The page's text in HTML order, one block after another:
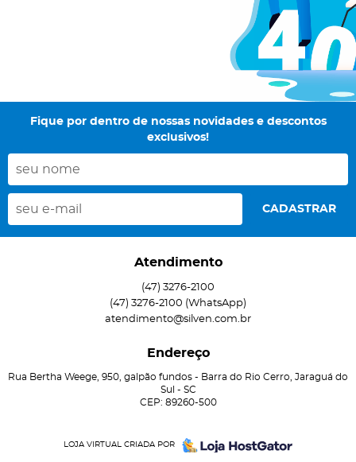
Fique por dentro de nossas novidades e descontos
exclusivos!
CADASTRAR
Atendimento
(47) 3276-2100
(47) 3276-2100 (WhatsApp)
atendimento@silven.com.br
Endereço
Rua Bertha Weege, 950, galpão fundos - Barra do Rio Cerro, Jaraguá do
Sul - SC
CEP: 89260-500
LOJA VIRTUAL CRIADA POR